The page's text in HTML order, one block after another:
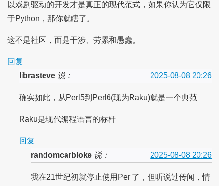
以戏剧驱动的开发才是真正的现代范式，如果你认为它仅限
于Python，那你就瞎了。
这不是社区，而是干涉、劳累和愚蠢。
回复
librasteve说： 2025-08-08 20:26
确实如此，从Perl5到Perl6(现为Raku)就是一个典范
Raku是现代编程语言的标杆
回复
randomcarbloke说： 2025-08-08 20:26
我在21世纪初就停止使用Perl了，但听说过传闻，情